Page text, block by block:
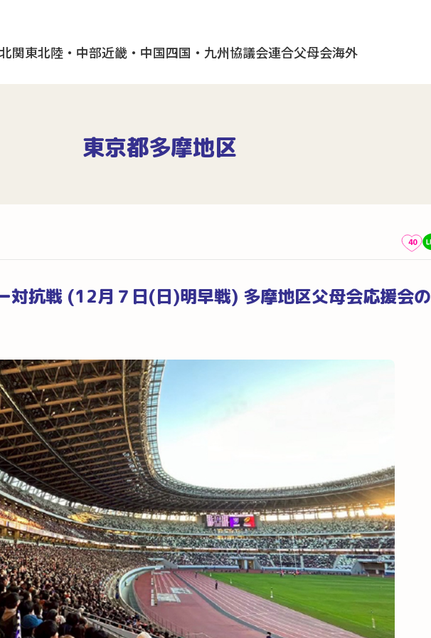
関東北陸・中部近畿・中国四国・九州協議会連合父母会海外
東京都多摩地区
40
対抗戦 (12月７日(日)明早戦) 多摩地区父母会応援会の